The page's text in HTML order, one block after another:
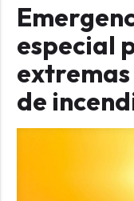
especial
de